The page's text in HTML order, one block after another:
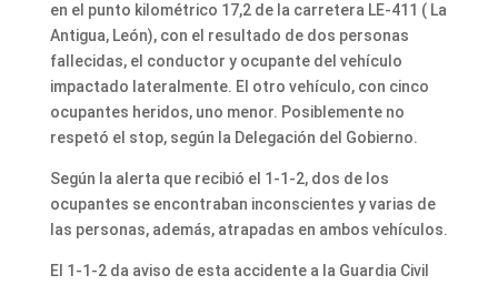
en el punto kilométrico 17,2 de la carretera LE-411 ( La
Antigua, León), con el resultado de dos personas
fallecidas, el conductor y ocupante del vehículo
impactado lateralmente. El otro vehículo, con cinco
ocupantes heridos, uno menor. Posiblemente no
respetó el stop, según la Delegación del Gobierno.
Según la alerta que recibió el 1-1-2, dos de los
ocupantes se encontraban inconscientes y varias de
las personas, además, atrapadas en ambos vehículos.
El 1-1-2 da aviso de esta accidente a la Guardia Civil